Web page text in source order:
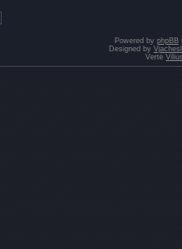
Powered by phpBB
Designed by
Vertė